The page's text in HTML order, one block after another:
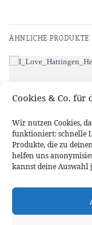
Cookies & Co. für
Wir nutzen Cookies,
funktioniert: schnelle
Produkte, die zu
helfen uns
kannst deine Auswahl
ÄHNLICHE PRODUKTE